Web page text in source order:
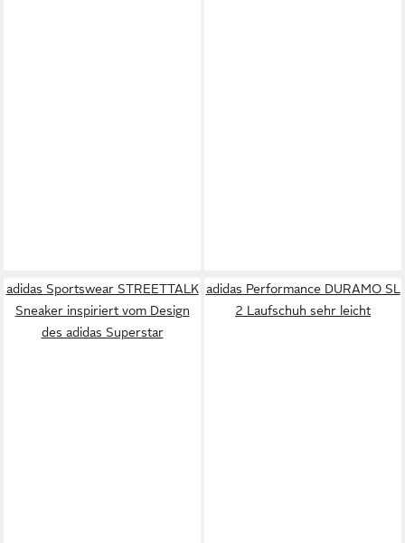
adidas Sportswear STREETTALK
Sneaker inspiriert vom Design
des adidas Superstar
adidas Performance DURAMO SL
2 Laufschuh sehr leicht